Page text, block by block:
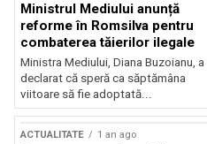
Ministrul Mediului anunță
reforme în Romsilva pentru
combaterea tăierilor ilegale
Ministra Mediului, Diana Buzoianu, a
declarat că speră ca săptămâna
viitoare să fie adoptată...
ACTUALITATE 1 an ago